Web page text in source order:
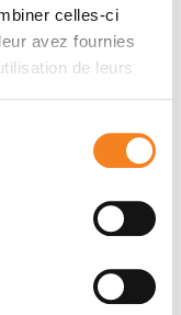
celles-ci
avez fournies
de leurs
bridge three
key role of
and regulators of